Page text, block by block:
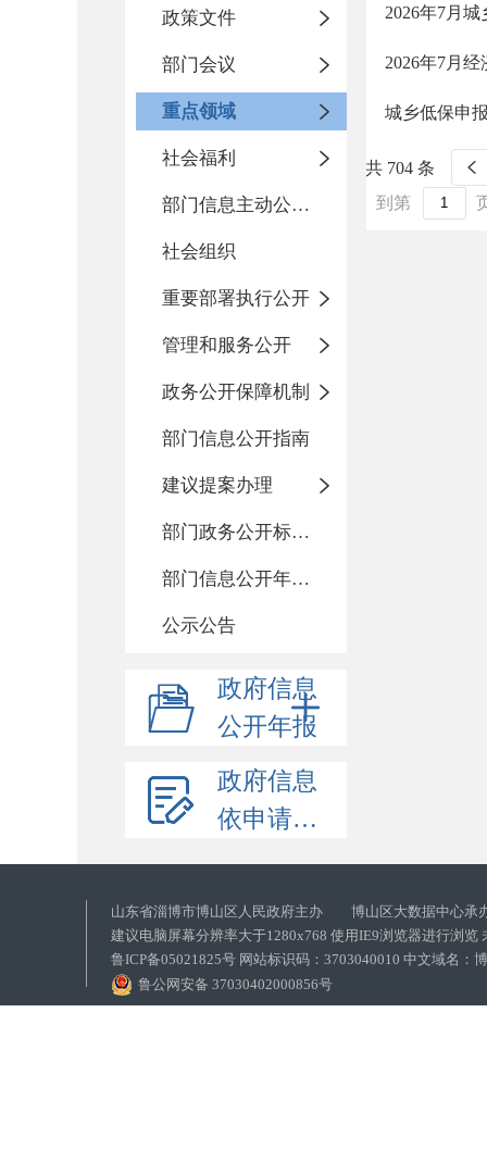
政策文件
部门会议
重点领域
社会福利
部门信息主动公开基本目录
社会组织
重要部署执行公开
管理和服务公开
政务公开保障机制
部门信息公开指南
建议提案办理
部门政务公开标准化目录
部门信息公开年度报告
公示公告
政府信息
公开年报
政府信息
依申请公开
2026年7月
2026年7月
城乡低保申
共 704 条
到第
山东省淄博市博山区人民政府主办 博山区大数据中心承
建议电脑屏幕分辨率大于1280x768 使用IE9浏览器进行浏览
鲁ICP备05021825号 网站标识码：3703040010 中文域名：
鲁公网安备 37030402000856号